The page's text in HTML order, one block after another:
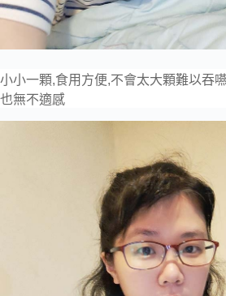
小小一顆,食用方便,不會太大顆難以吞
也無不適感